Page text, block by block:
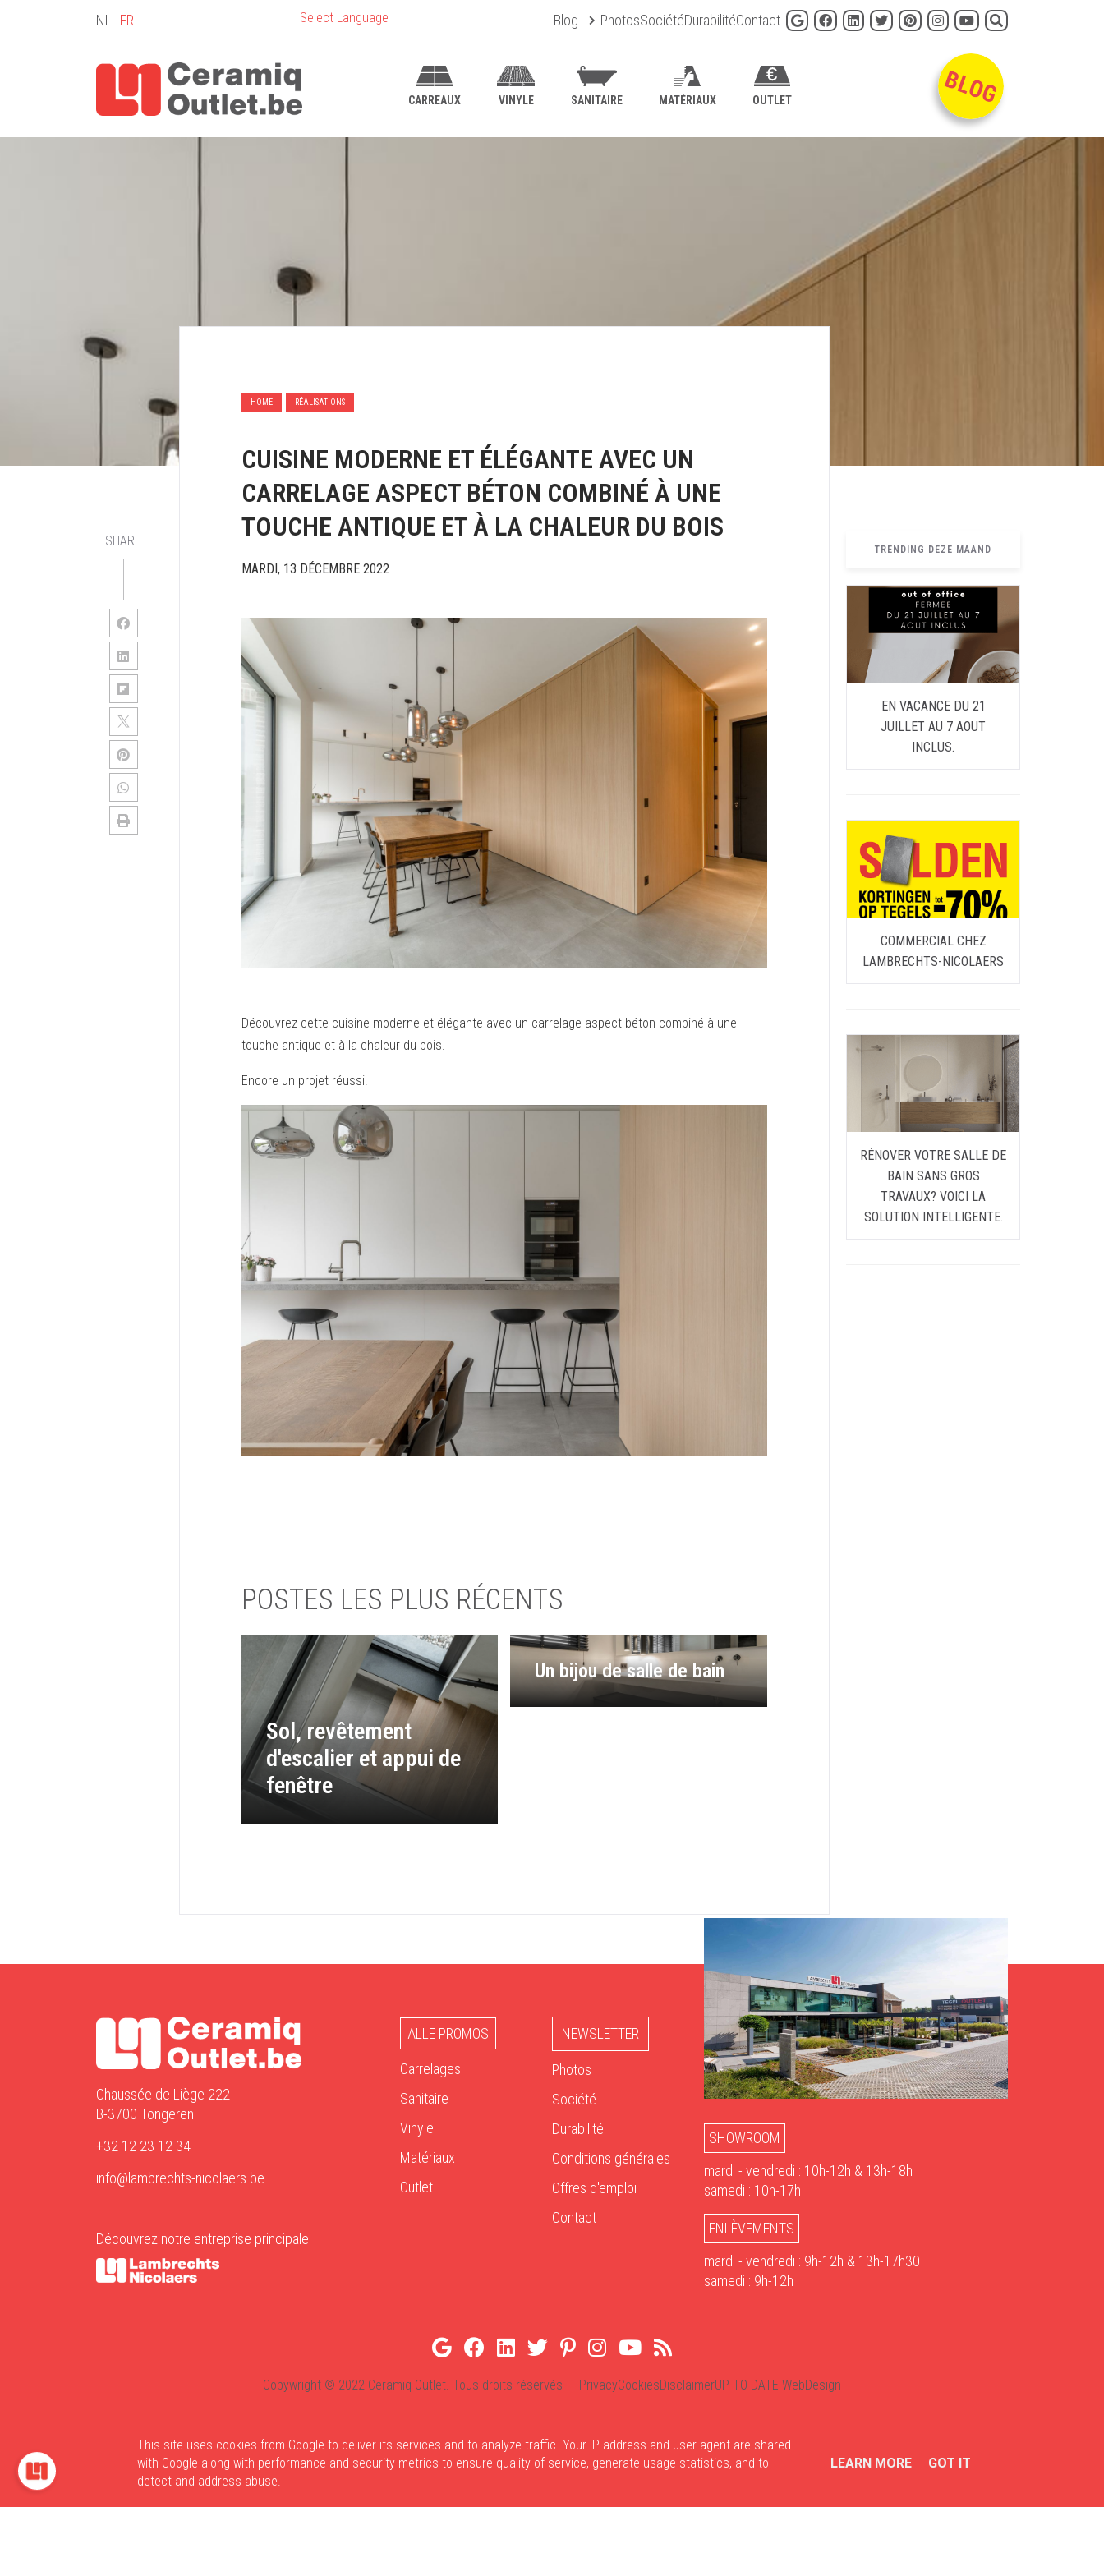
NL FR Select Language Blog PhotosSociétéDurabilitéContact
CARREAUX VINYLE SANITAIRE MATÉRIAUX OUTLET
SHARE
HOME RÉALISATIONS
CUISINE MODERNE ET ÉLÉGANTE AVEC UN
CARRELAGE ASPECT BÉTON COMBINÉ À UNE
TOUCHE ANTIQUE ET À LA CHALEUR DU BOIS
MARDI, 13 DÉCEMBRE 2022
Découvrez cette cuisine moderne et élégante avec un carrelage aspect béton combiné à une
touche antique et à la chaleur du bois.
Encore un projet réussi.
POSTES LES PLUS RÉCENTS
Sol, revêtement
d'escalier et appui de
fenêtre
Un bijou de salle de bain
TRENDING DEZE MAAND
EN VACANCE DU 21
JUILLET AU 7 AOUT
INCLUS.
COMMERCIAL CHEZ
LAMBRECHTS-NICOLAERS
RÉNOVER VOTRE SALLE DE
BAIN SANS GROS
TRAVAUX? VOICI LA
SOLUTION INTELLIGENTE.
Chaussée de Liège 222
B-3700 Tongeren
+32 12 23 12 34
info@lambrechts-nicolaers.be
Découvrez notre entreprise principale
ALLE PROMOS
Carrelages
Sanitaire
Vinyle
Matériaux
Outlet
NEWSLETTER
Photos
Société
Durabilité
Conditions générales
Offres d'emploi
Contact
SHOWROOM
mardi - vendredi : 10h-12h & 13h-18h
samedi : 10h-17h
ENLÈVEMENTS
mardi - vendredi : 9h-12h & 13h-17h30
samedi : 9h-12h
Copywright © 2022 Ceramiq Outlet. Tous droits réservés PrivacyCookiesDisclaimerUP-TO-DATE WebDesign
This site uses cookies from Google to deliver its services and to analyze traffic. Your IP address and user-agent are shared
with Google along with performance and security metrics to ensure quality of service, generate usage statistics, and to
detect and address abuse.
LEARN MORE GOT IT